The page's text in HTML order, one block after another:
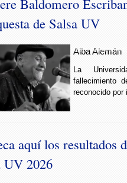
Baldomero
de Salsa UV
Muere Baldomero
Alba Alemán
La
fallecimiento
reconocido por
aquí los resultados
UV 2026